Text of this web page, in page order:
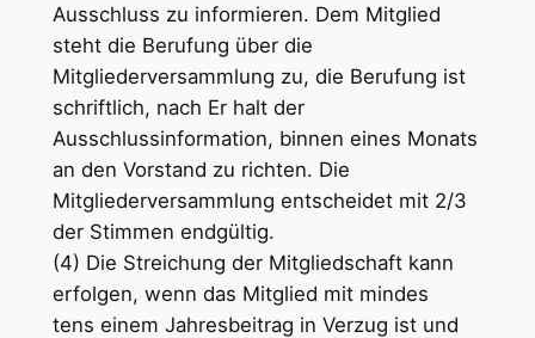
Ausschluss zu informieren. Dem Mitglied
steht die Berufung über die
Mitgliederversammlung zu, die Berufung ist
schriftlich, nach Er halt der
Ausschlussinformation, binnen eines Monats
an den Vorstand zu richten. Die
Mitgliederversammlung entscheidet mit 2/3
der Stimmen endgültig.
(4) Die Streichung der Mitgliedschaft kann
erfolgen, wenn das Mitglied mit mindes
tens einem Jahresbeitrag in Verzug ist und